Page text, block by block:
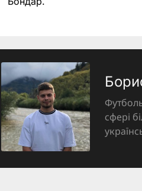
сфері